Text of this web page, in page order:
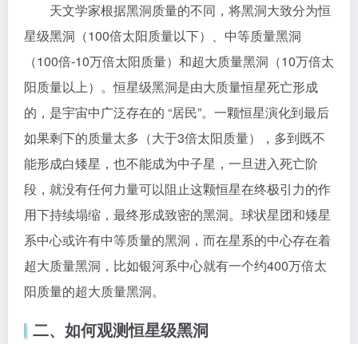
天文学家根据黑洞质量的不同，将黑洞大致分为恒
星级黑洞（100倍太阳质量以下）、中等质量黑洞
（100倍-10万倍太阳质量）和超大质量黑洞（10万倍太
阳质量以上）。恒星级黑洞是由大质量恒星死亡形成
的，是宇宙中广泛存在的 “居民”。一颗恒星演化到最后
如果剩下的质量太多（大于3倍太阳质量），多到既不
能形成白矮星，也不能成为中子星，一旦进入死亡阶
段，就没有任何力量可以阻止这颗恒星在终极引力的作
用下持续塌缩，最终形成致密的黑洞。球状星团和矮星
系中心或许有中等质量的黑洞，而在星系的中心存在着
超大质量黑洞，比如银河系中心就有一个约400万倍太
阳质量的超大质量黑洞。
二、如何观测恒星级黑洞